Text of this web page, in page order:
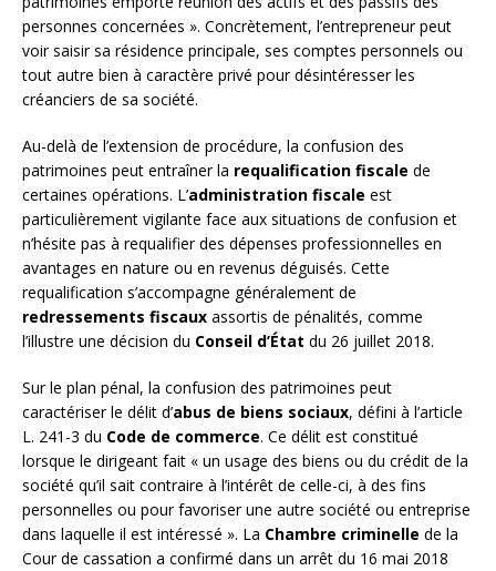
personnes concernées ». Concrètement, l’entrepreneur peut
voir saisir sa résidence principale, ses comptes personnels ou
tout autre bien à caractère privé pour désintéresser les
créanciers de sa société.
Au-delà de l’extension de procédure, la confusion des
patrimoines peut entraîner la requalification fiscale de
certaines opérations. L’administration fiscale est
particulièrement vigilante face aux situations de confusion et
n’hésite pas à requalifier des dépenses professionnelles en
avantages en nature ou en revenus déguisés. Cette
requalification s’accompagne généralement de
redressements fiscaux assortis de pénalités, comme
l’illustre une décision du Conseil d’État du 26 juillet 2018.
Sur le plan pénal, la confusion des patrimoines peut
caractériser le délit d’abus de biens sociaux, défini à l’article
L. 241-3 du Code de commerce. Ce délit est constitué
lorsque le dirigeant fait « un usage des biens ou du crédit de la
société qu’il sait contraire à l’intérêt de celle-ci, à des fins
personnelles ou pour favoriser une autre société ou entreprise
dans laquelle il est intéressé ». La Chambre criminelle de la
Cour de cassation a confirmé dans un arrêt du 16 mai 2018